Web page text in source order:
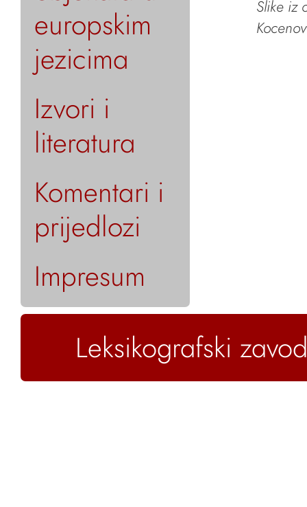
europskim
jezicima
Izvori i
literatura
Komentari i
prijedlozi
Impresum
Slike iz
Leksikografski